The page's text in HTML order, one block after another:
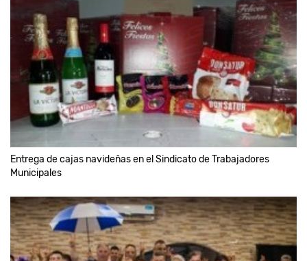
Entrega de cajas navideñas en el Sindicato de Trabajadores
Municipales